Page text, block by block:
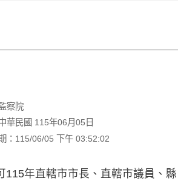
察院
華民國 115年06月05日
：115/06/05 下午 03:52:02
115年直轄市市長、直轄市議員、